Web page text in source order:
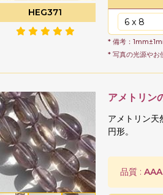
HEG371
* 備考：
* 写真の光源やお
アメトリン
アメトリン天
円形。
品質 : AAA